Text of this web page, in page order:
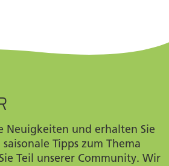
Neuigkeiten und erhalten Sie
Tipps zum Thema
Teil unserer Community. Wir